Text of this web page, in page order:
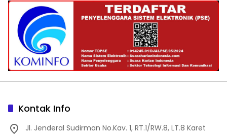
Kontak Info
Jl. Jenderal Sudirman No.Kav. 1, RT.1/RW.8, LT.8 Karet